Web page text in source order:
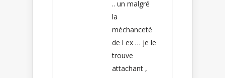
.. un malgré
la
méchanceté
de l ex … je le
trouve
attachant ,